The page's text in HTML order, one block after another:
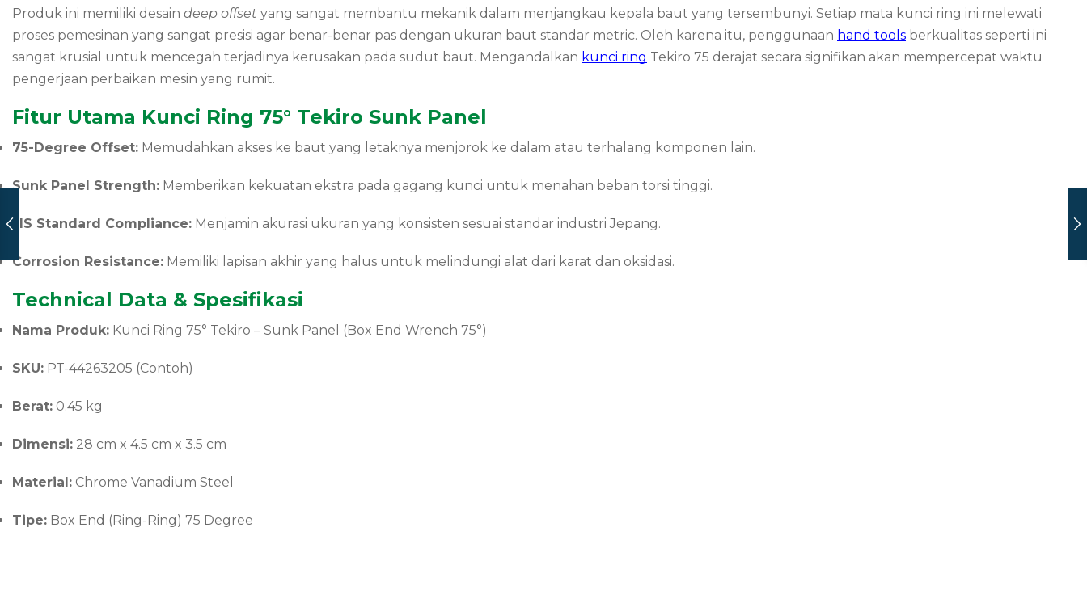
Produk ini memiliki desain deep offset yang sangat membantu mekanik dalam menjangkau kepala baut yang tersembunyi. Setiap mata kunci ring ini melewati
proses pemesinan yang sangat presisi agar benar-benar pas dengan ukuran baut standar metric. Oleh karena itu, penggunaan hand tools berkualitas seperti ini
sangat krusial untuk mencegah terjadinya kerusakan pada sudut baut. Mengandalkan kunci ring Tekiro 75 derajat secara signifikan akan mempercepat waktu
pengerjaan perbaikan mesin yang rumit.
Fitur Utama Kunci Ring 75° Tekiro Sunk Panel
75-Degree Offset: Memudahkan akses ke baut yang letaknya menjorok ke dalam atau terhalang komponen lain.
Sunk Panel Strength: Memberikan kekuatan ekstra pada gagang kunci untuk menahan beban torsi tinggi.
JIS Standard Compliance: Menjamin akurasi ukuran yang konsisten sesuai standar industri Jepang.
Corrosion Resistance: Memiliki lapisan akhir yang halus untuk melindungi alat dari karat dan oksidasi.
Technical Data & Spesifikasi
Nama Produk: Kunci Ring 75° Tekiro – Sunk Panel (Box End Wrench 75°)
SKU: PT-44263205 (Contoh)
Berat: 0.45 kg
Dimensi: 28 cm x 4.5 cm x 3.5 cm
Material: Chrome Vanadium Steel
Tipe: Box End (Ring-Ring) 75 Degree